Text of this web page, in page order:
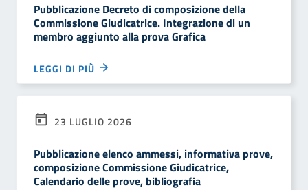
Pubblicazione Decreto di composizione della
Commissione Giudicatrice. Integrazione di un
membro aggiunto alla prova Grafica
LEGGI DI PIÙ
23 LUGLIO 2026
Pubblicazione elenco ammessi, informativa prove,
composizione Commissione Giudicatrice,
Calendario delle prove, bibliografia